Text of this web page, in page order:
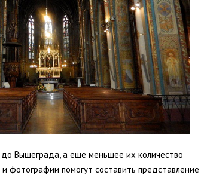
Вышеграда, а еще меньшее их количество
фотографии помогут составить представление